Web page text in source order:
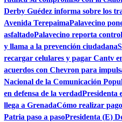
Derby Guédez informa sobre los
Avenida TerepaimaPalavecino
asfaltadoPalavecino reporta
y llama a la prevención ciudadana
recargar celulares y pagar Cantv
acuerdos con Chevron para
Nacional de la Comunicación
en defensa de la verdadPresidenta
llega a GrenadaCómo realizar
Patria paso a pasoPresidenta (E)